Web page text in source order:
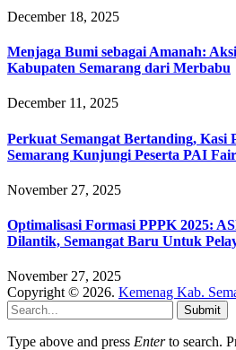
December 18, 2025
Menjaga Bumi sebagai Amanah:
Kabupaten Semarang dari Merbabu
December 11, 2025
Perkuat Semangat Bertanding, Kasi
Semarang Kunjungi Peserta PAI Fair
November 27, 2025
Optimalisasi Formasi PPPK 2025:
Dilantik, Semangat Baru Untuk
November 27, 2025
Copyright © 2026. Kemenag Kab.
Submit
Type above and press Enterto search.